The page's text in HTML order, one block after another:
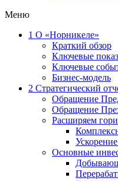
Меню
1 О «Норникеле»
Краткий обзор
Ключевые
Ключевые
Бизнес-модель
2 Стратегический
Обращение
Обращение
Расширяем
Основные